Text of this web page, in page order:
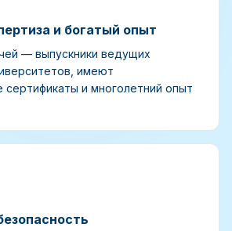
и богатый опыт
— выпускники ведущих
имеют
и многолетний опыт